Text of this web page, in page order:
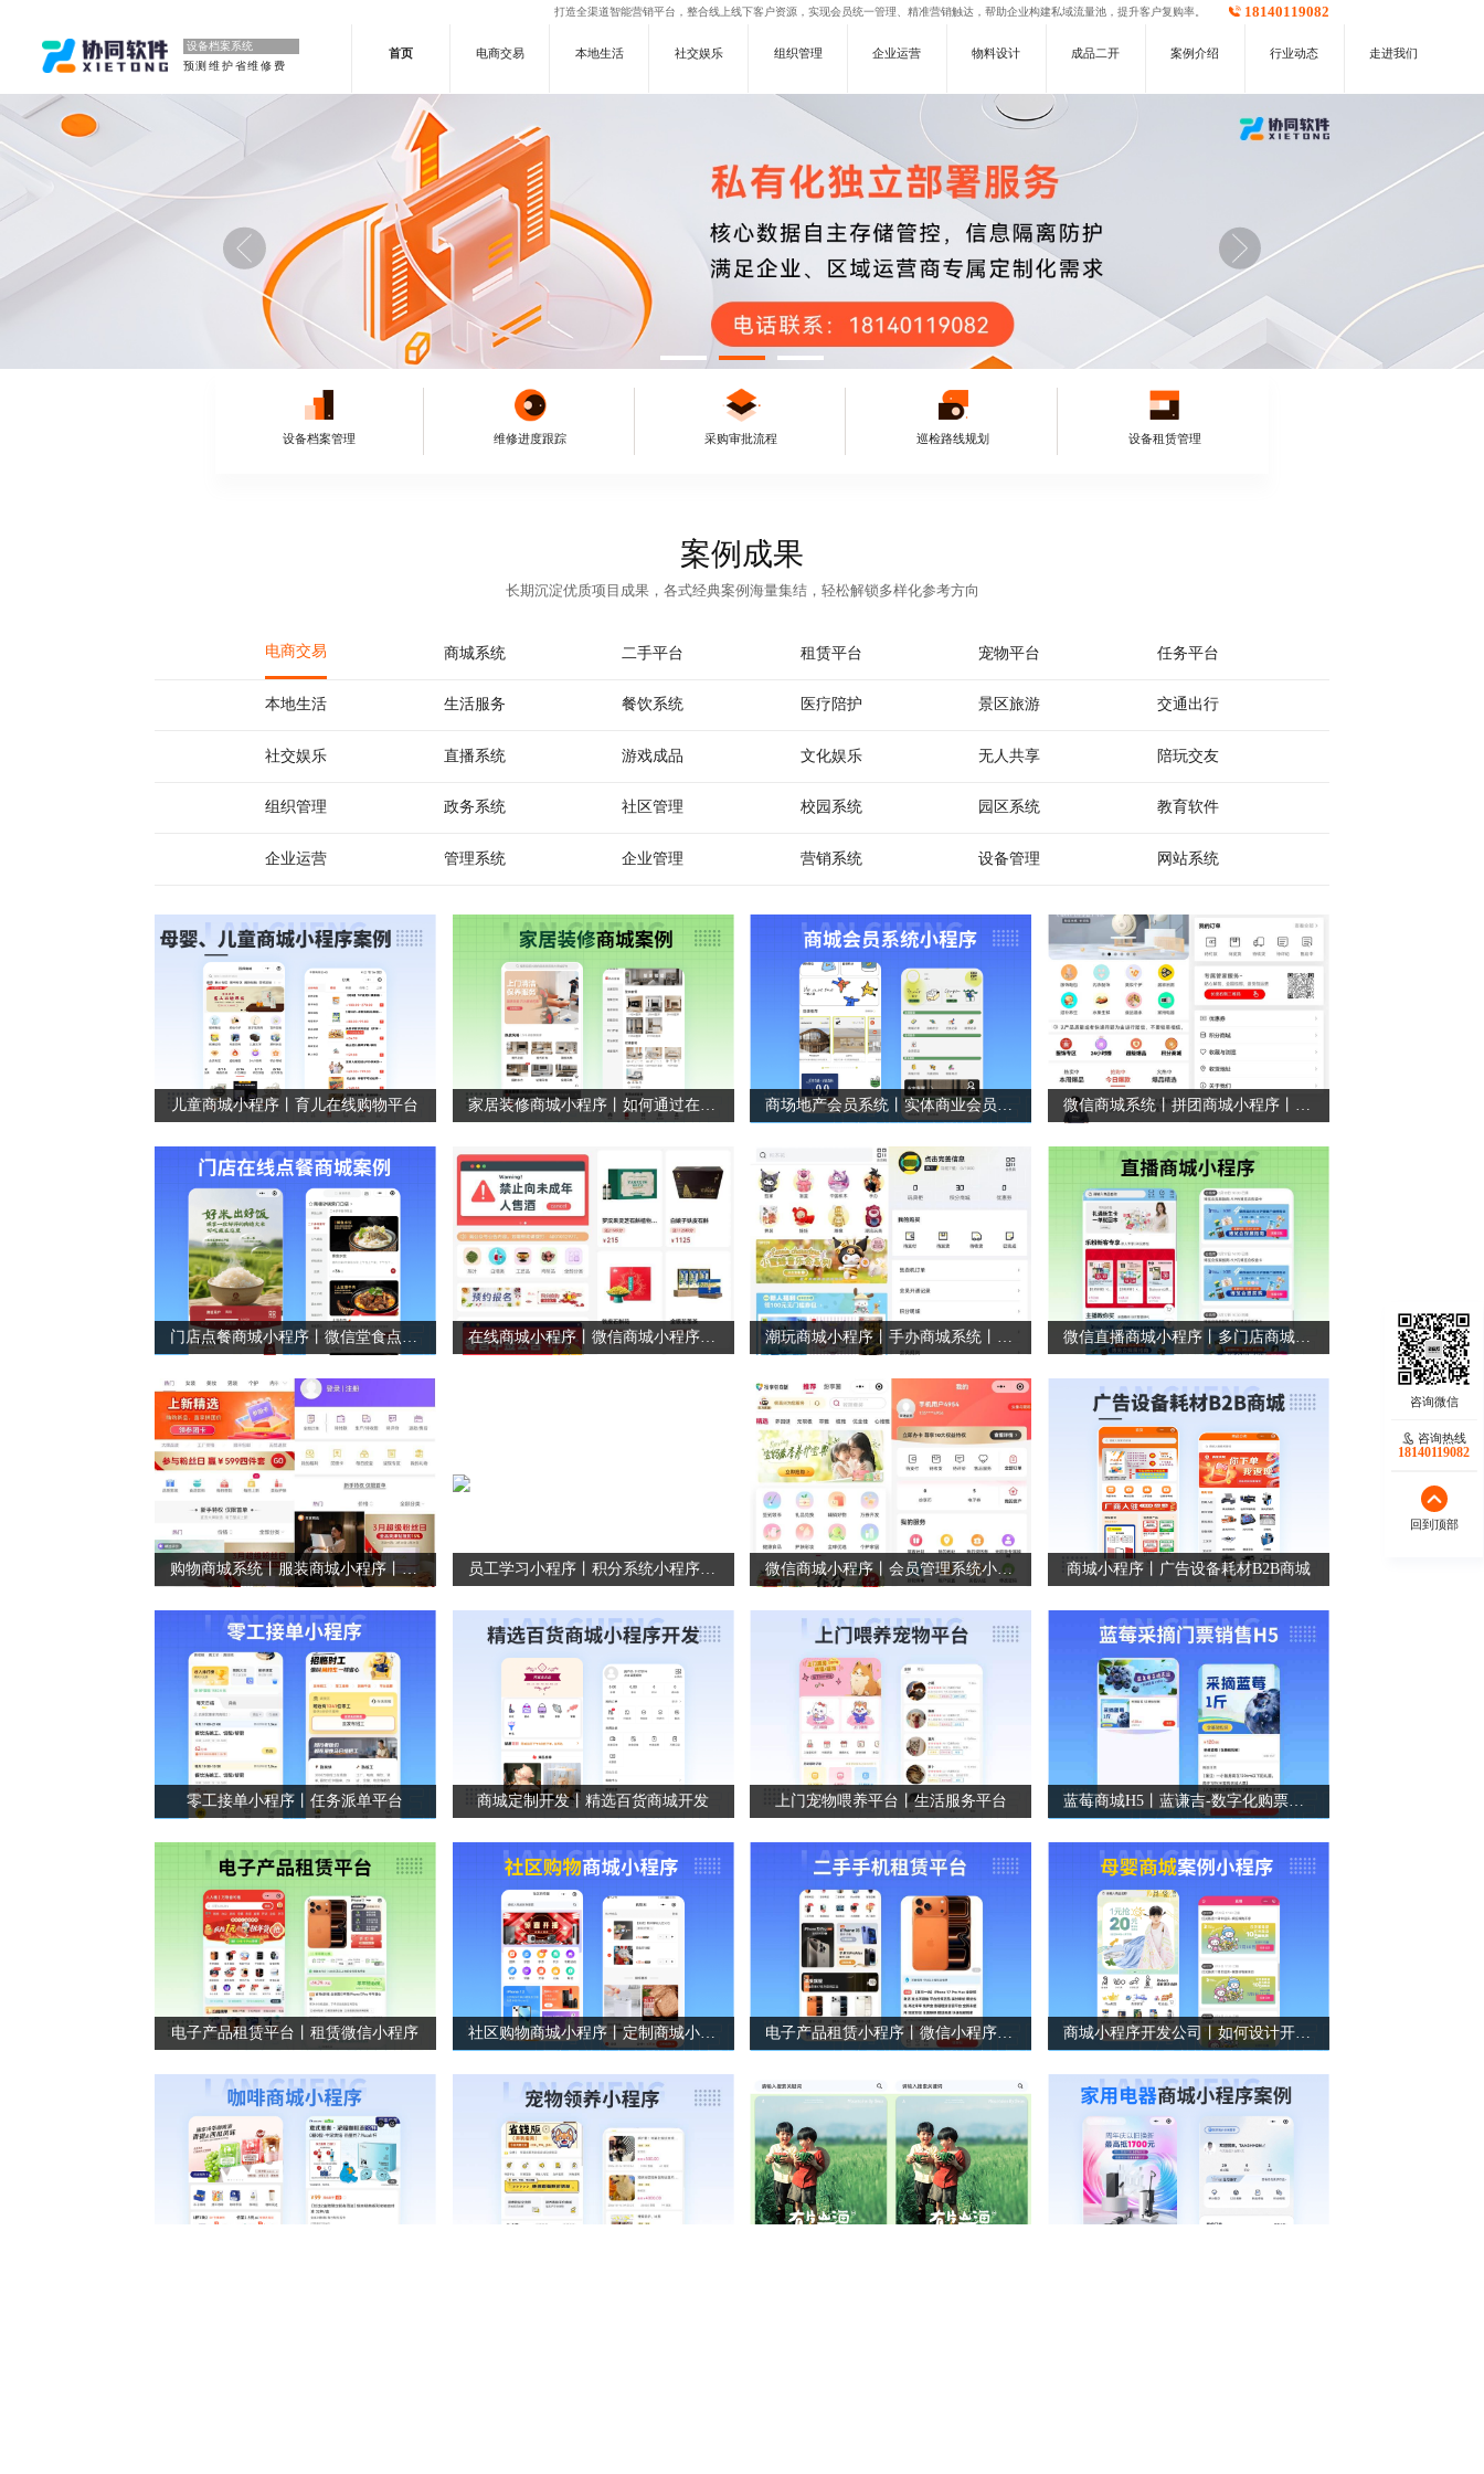
打造全渠道智能营销平台，整合线上线下客户资源，实现会员统一管理、精准营销触达，帮助企业构建私域流量池，提升客户复购率。 18140119082
设备档案系统
预测维护省维修费
首页 电商交易 本地生活 社交娱乐 组织管理 企业运营 物料设计 成品二开 案例介绍 行业动态 走进我们
设备档案管理 维修进度跟踪 采购审批流程 巡检路线规划 设备租赁管理
案例成果
长期沉淀优质项目成果，各式经典案例海量集结，轻松解锁多样化参考方向
电商交易 商城系统 二手平台 租赁平台 宠物平台 任务平台
本地生活 生活服务 餐饮系统 医疗陪护 景区旅游 交通出行
社交娱乐 直播系统 游戏成品 文化娱乐 无人共享 陪玩交友
组织管理 政务系统 社区管理 校园系统 园区系统 教育软件
企业运营 管理系统 企业管理 营销系统 设备管理 网站系统
儿童商城小程序丨育儿在线购物平台 家居装修商城小程序丨如何通过在线商城吸引客户 商场地产会员系统丨实体商业会员系统 微信商城系统丨拼团商城小程序丨积分商城系统
门店点餐商城小程序丨微信堂食点餐小程序 在线商城小程序丨微信商城小程序丨零售商城系统 潮玩商城小程序丨手办商城系统丨私域商城系统 微信直播商城小程序丨多门店商城小程序
购物商城系统丨服装商城小程序丨积分商城平台 员工学习小程序丨积分系统小程序丨学习展示平台小程序 微信商城小程序丨会员管理系统小程序丨在线购物商城 商城小程序丨广告设备耗材B2B商城
零工接单小程序丨任务派单平台 商城定制开发丨精选百货商城开发 上门宠物喂养平台丨生活服务平台 蓝莓商城H5丨蓝谦吉-数字化购票系统
电子产品租赁平台丨租赁微信小程序 社区购物商城小程序丨定制商城小程序案例丨品牌商城小程序 电子产品租赁小程序丨微信小程序定制开发 商城小程序开发公司丨如何设计开发一款母婴商城系统
咨询热线
18140119082
回到顶部